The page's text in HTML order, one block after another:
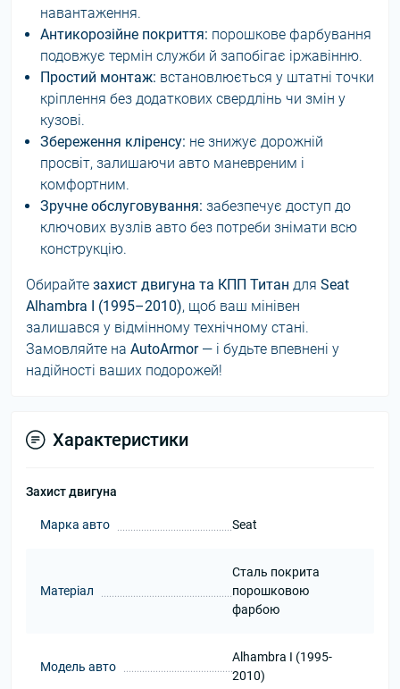
навантаження.
Антикорозійне покриття: порошкове фарбування
подовжує термін служби й запобігає іржавінню.
Простий монтаж: встановлюється у штатні точки
кріплення без додаткових свердлінь чи змін у
кузові.
Збереження кліренсу: не знижує дорожній
просвіт, залишаючи авто маневреним і
комфортним.
Зручне обслуговування: забезпечує доступ до
ключових вузлів авто без потреби знімати всю
конструкцію.
Обирайте захист двигуна та КПП Титан для Seat
Alhambra I (1995–2010), щоб ваш мінівен
залишався у відмінному технічному стані.
Замовляйте на AutoArmor— і будьте впевнені у
надійності ваших подорожей!
Характеристики
Захист двигуна
Марка авто Seat
Матеріал
Сталь покрита
порошковою
фарбою
Модель авто
Alhambra I (1995-
2010)